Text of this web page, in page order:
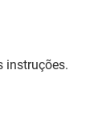
instruções.